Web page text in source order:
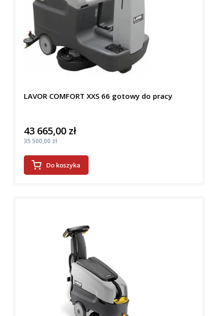
LAVOR COMFORT XXS 66 gotowy do pracy
Cena
43 665,00 zł
Cena
35 500,00 zł
Do koszyka